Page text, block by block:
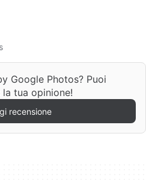
Google Photos? Puoi
tua opinione!
recensione